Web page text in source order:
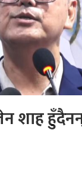
शाह हुँदैनन्